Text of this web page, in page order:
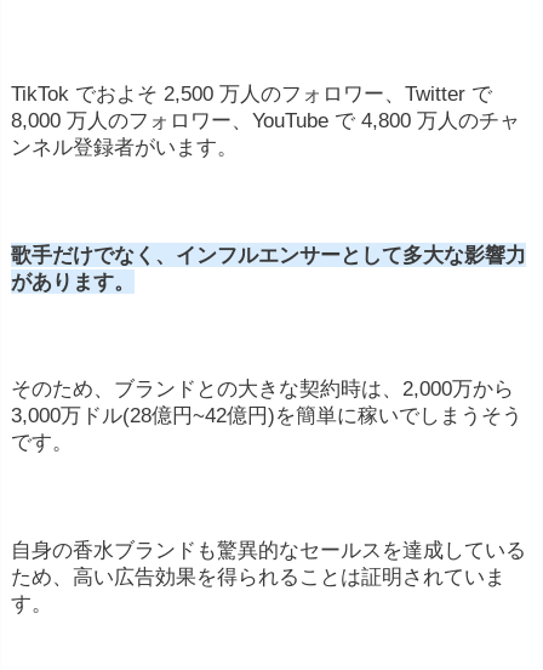
TikTok でおよそ 2,500 万人のフォロワー、Twitter で
8,000 万人のフォロワー、YouTube で 4,800 万人のチャ
ンネル登録者がいます。
歌手だけでなく、インフルエンサーとして多大な影響力
があります。
そのため、ブランドとの大きな契約時は、2,000万から
3,000万ドル(28億円~42億円)を簡単に稼いでしまうそう
です。
自身の香水ブランドも驚異的なセールスを達成している
ため、高い広告効果を得られることは証明されていま
す。